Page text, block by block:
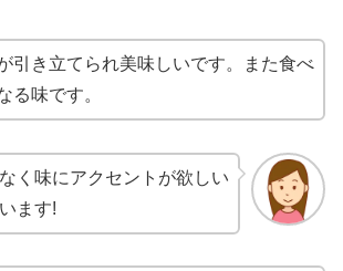
引き立てられ美味しいです。また食べ
る味です。
く味にアクセントが欲しい
ます!